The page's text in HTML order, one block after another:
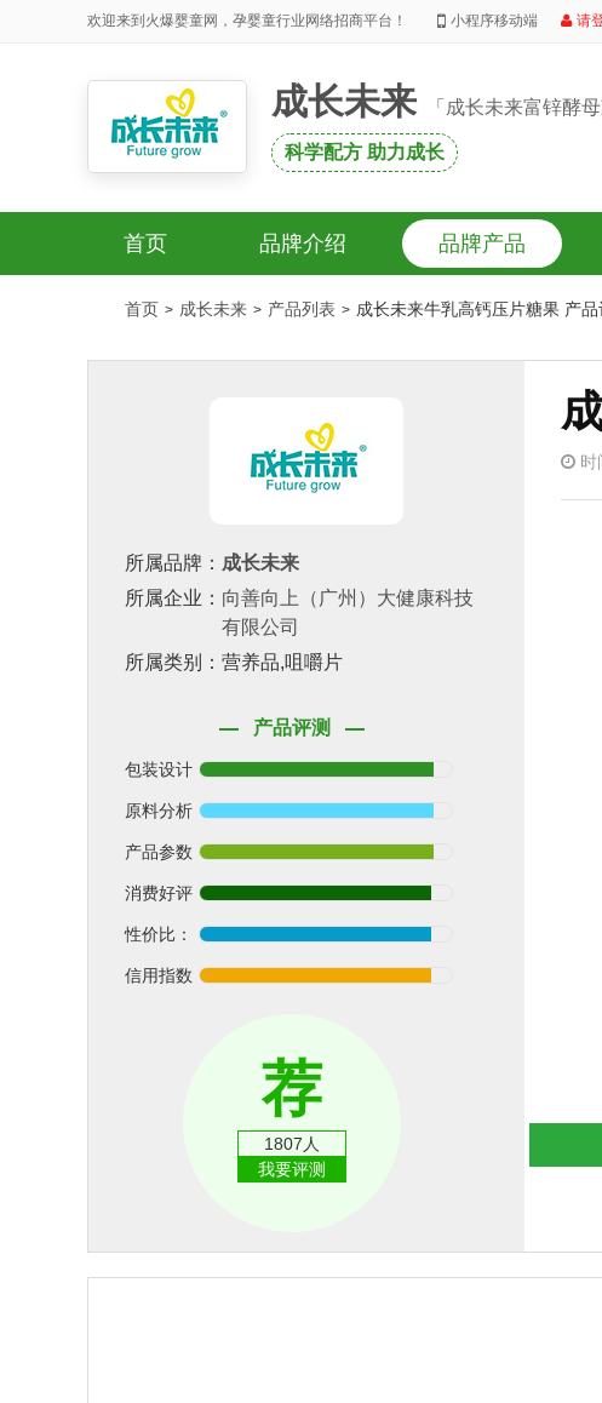
欢迎来到火爆婴童网，孕婴童行业网络招商平台！ 小程序移动端 请
成长未来 「成长未来富锌酵
科学配方 助力成长
首页 品牌介绍 品牌产品
首页 > 成长未来 > 产品列表 > 成长未来牛乳高钙压片糖果 产品
所属品牌： 成长未来
所属企业： 向善向上（广州）大健康科技
有限公司
所属类别：营养品,咀嚼片
产品评测
包装设计
原料分析
产品参数
消费好评
性价比：
信用指数
荐
1807人
我要评测
时